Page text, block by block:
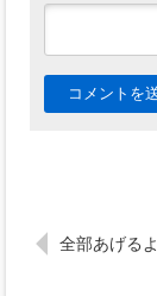
全部あげるよ